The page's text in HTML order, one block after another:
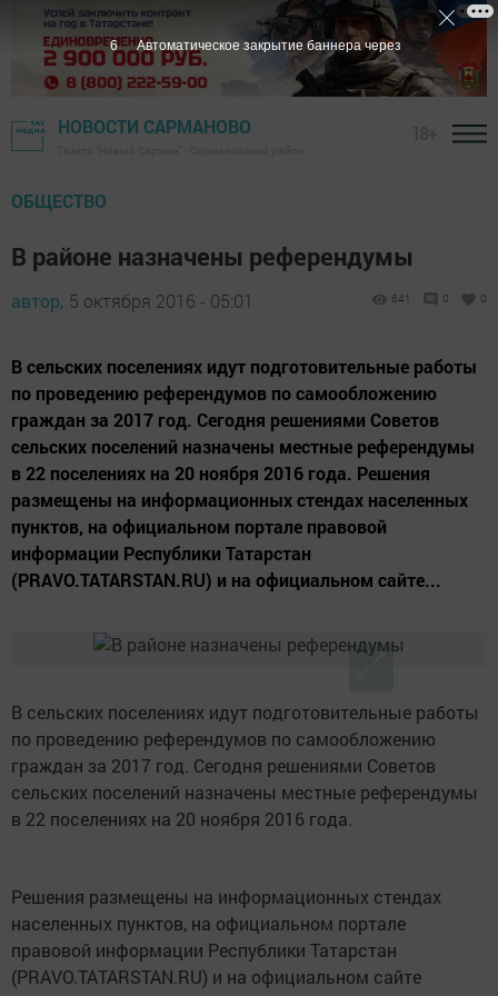
НОВОСТИ САРМАНОВО
ОБЩЕСТВО
В районе назначены референдумы
автор, 5 октября 2016 - 05:01 641 0 0
В сельских поселениях идут подготовительные работы
по проведению референдумов по самообложению
граждан за 2017 год. Сегодня решениями Советов
сельских поселений назначены местные референдумы
в 22 поселениях на 20 ноября 2016 года. Решения
размещены на информационных стендах населенных
пунктов, на официальном портале правовой
информации Республики Татарстан
(PRAVO.TATARSTAN.RU) и на официальном сайте...
В сельских поселениях идут подготовительные работы
по проведению референдумов по самообложению
граждан за 2017 год. Сегодня решениями Советов
сельских поселений назначены местные референдумы
в 22 поселениях на 20 ноября 2016 года.
Решения размещены на информационных стендах
населенных пунктов, на официальном портале
правовой информации Республики Татарстан
(PRAVO.TATARSTAN.RU) и на официальном сайте
5 Автоматическое закрытие баннера через